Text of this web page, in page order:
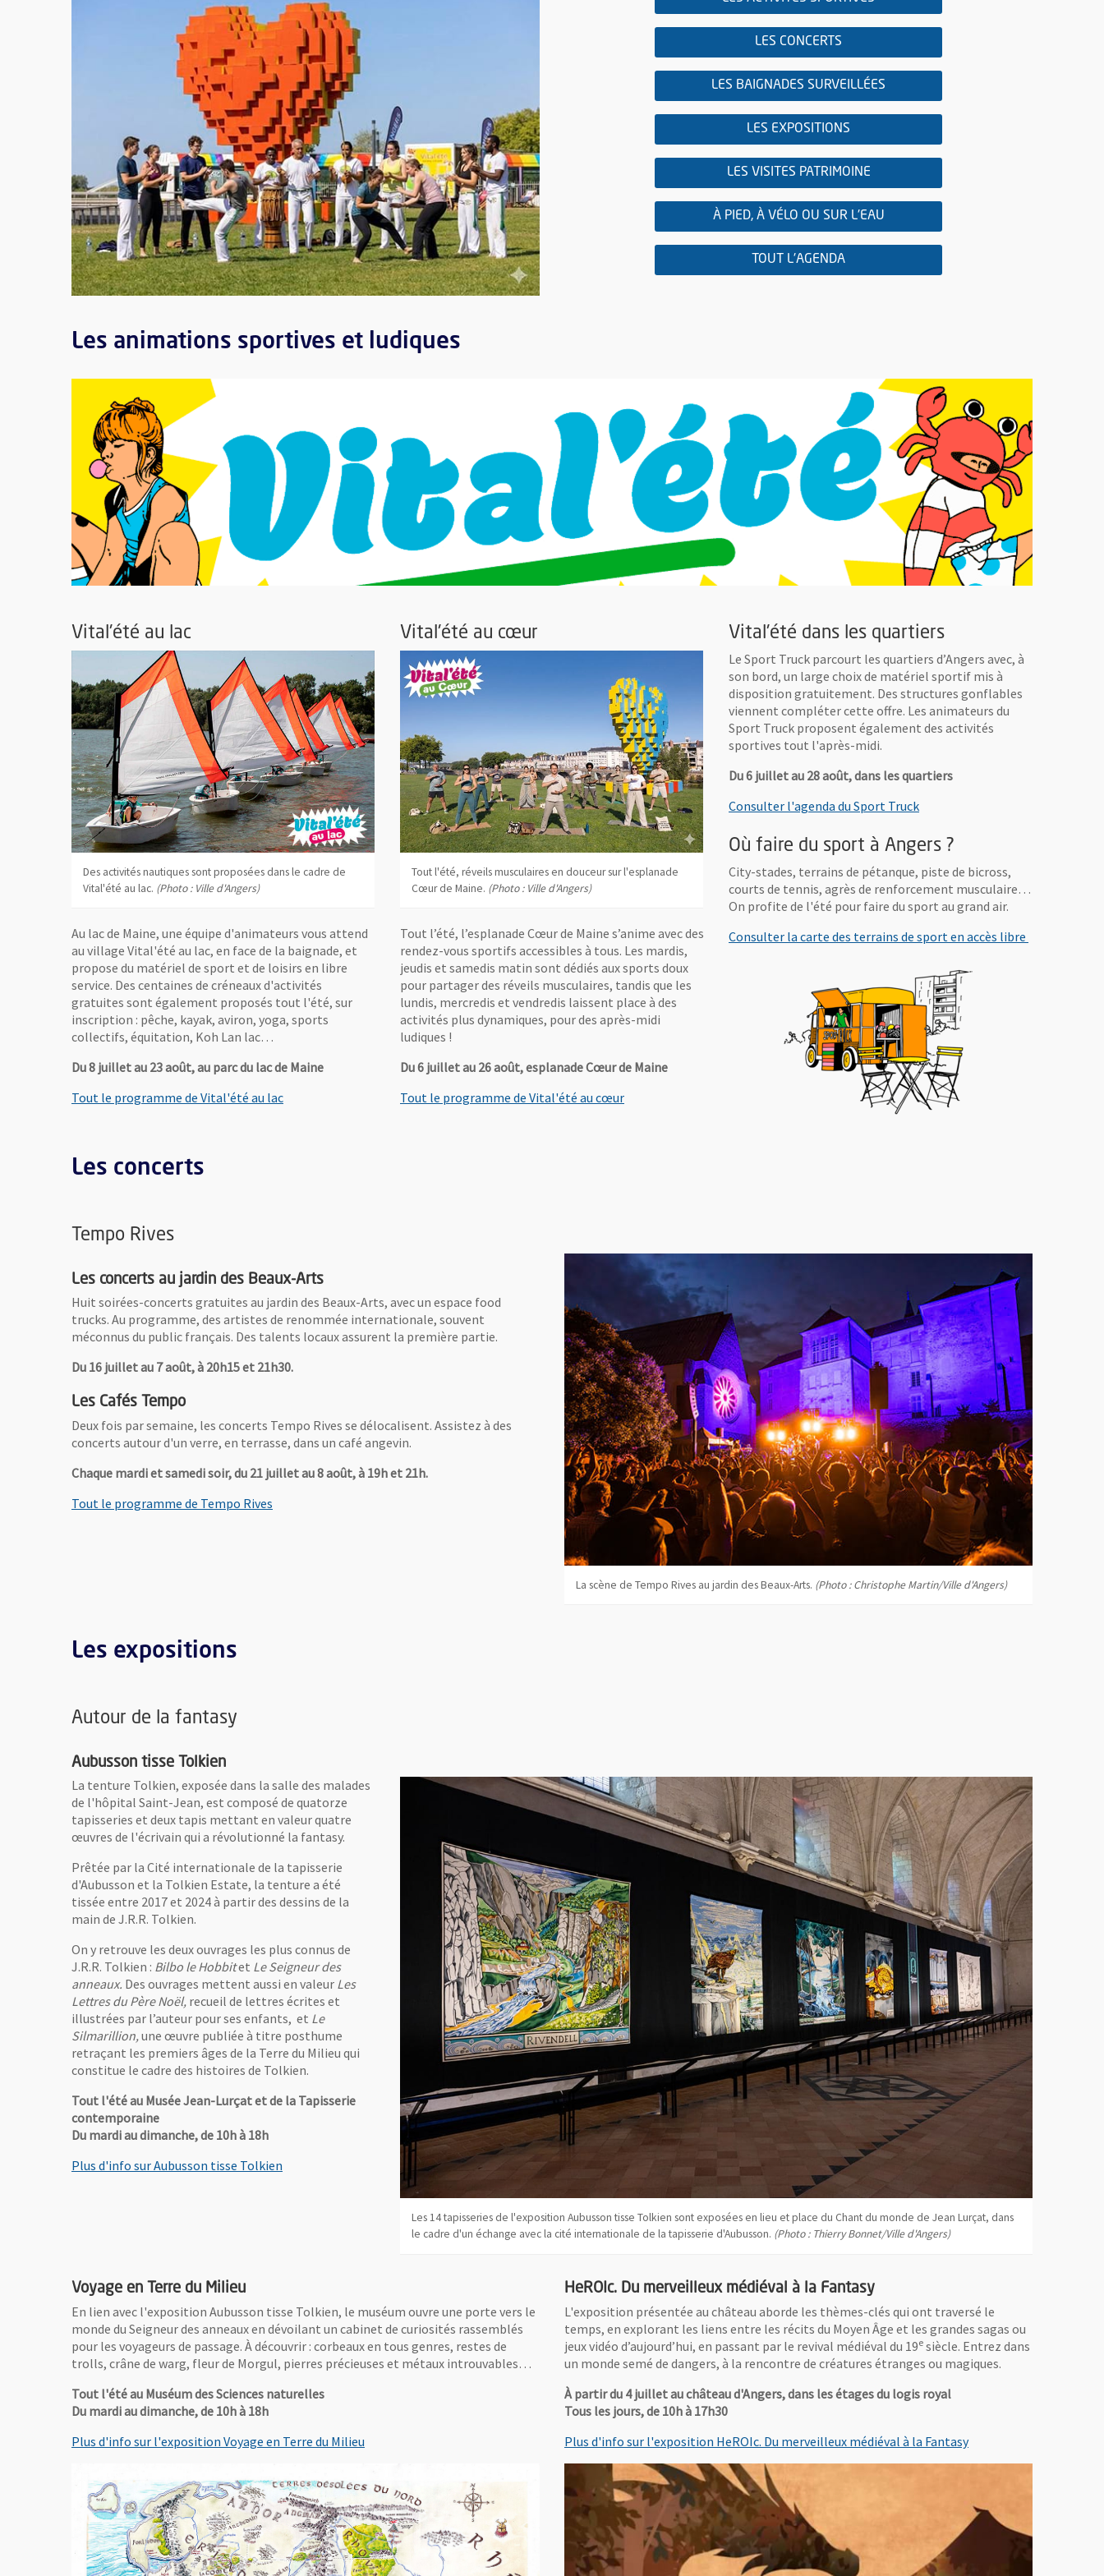
LES CONCERTS
LES BAIGNADES SURVEILLÉES
LES EXPOSITIONS
LES VISITES PATRIMOINE
À PIED, À VÉLO OU SUR L'EAU
TOUT L'AGENDA
Les animations sportives et ludiques
Vital'été au lac
Des activités nautiques sont proposées dans le cadre de
Vital'été au lac. (Photo : Ville d'Angers)
Au lac de Maine, une équipe d'animateurs vous attend
au village Vital'été au lac, en face de la baignade, et
propose du matériel de sport et de loisirs en libre
service. Des centaines de créneaux d'activités
gratuites sont également proposés tout l'été, sur
inscription : pêche, kayak, aviron, yoga, sports
collectifs, équitation, Koh Lan lac…
Du 8 juillet au 23 août, au parc du lac de Maine
Tout le programme de Vital'été au lac
Vital'été au cœur
Tout l'été, réveils musculaires en douceur sur l'esplanade
Cœur de Maine. (Photo : Ville d'Angers)
Tout l’été, l’esplanade Cœur de Maine s’anime avec des
rendez-vous sportifs accessibles à tous. Les mardis,
jeudis et samedis matin sont dédiés aux sports doux
pour partager des réveils musculaires, tandis que les
lundis, mercredis et vendredis laissent place à des
activités plus dynamiques, pour des après-midi
ludiques !
Du 6 juillet au 26 août, esplanade Cœur de Maine
Tout le programme de Vital'été au cœur
Vital'été dans les quartiers
Le Sport Truck parcourt les quartiers d’Angers avec, à
son bord, un large choix de matériel sportif mis à
disposition gratuitement. Des structures gonflables
viennent compléter cette offre. Les animateurs du
Sport Truck proposent également des activités
sportives tout l'après-midi.
Du 6 juillet au 28 août, dans les quartiers
Consulter l'agenda du Sport Truck
Où faire du sport à Angers ?
City-stades, terrains de pétanque, piste de bicross,
courts de tennis, agrès de renforcement musculaire…
On profite de l'été pour faire du sport au grand air.
Consulter la carte des terrains de sport en accès libre
Les concerts
Tempo Rives
Les concerts au jardin des Beaux-Arts
Huit soirées-concerts gratuites au jardin des Beaux-Arts, avec un espace food
trucks. Au programme, des artistes de renommée internationale, souvent
méconnus du public français. Des talents locaux assurent la première partie.
Du 16 juillet au 7 août, à 20h15 et 21h30.
Les Cafés Tempo
Deux fois par semaine, les concerts Tempo Rives se délocalisent. Assistez à des
concerts autour d'un verre, en terrasse, dans un café angevin.
Chaque mardi et samedi soir, du 21 juillet au 8 août, à 19h et 21h.
Tout le programme de Tempo Rives
La scène de Tempo Rives au jardin des Beaux-Arts. (Photo : Christophe Martin/Ville d'Angers)
Les expositions
Autour de la fantasy
Aubusson tisse Tolkien
La tenture Tolkien, exposée dans la salle des malades
de l'hôpital Saint-Jean, est composé de quatorze
tapisseries et deux tapis mettant en valeur quatre
œuvres de l'écrivain qui a révolutionné la fantasy.
Prêtée par la Cité internationale de la tapisserie
d'Aubusson et la Tolkien Estate, la tenture a été
tissée entre 2017 et 2024 à partir des dessins de la
main de J.R.R. Tolkien.
On y retrouve les deux ouvrages les plus connus de
J.R.R. Tolkien : Bilbo le Hobbitet Le Seigneur des
anneaux. Des ouvrages mettent aussi en valeur Les
Lettres du Père Noël, recueil de lettres écrites et
illustrées par l’auteur pour ses enfants, et Le
Silmarillion,une œuvre publiée à titre posthume
retraçant les premiers âges de la Terre du Milieu qui
constitue le cadre des histoires de Tolkien.
Tout l'été au Musée Jean-Lurçat et de la Tapisserie
contemporaine
Du mardi au dimanche, de 10h à 18h
Plus d'info sur Aubusson tisse Tolkien
Les 14 tapisseries de l'exposition Aubusson tisse Tolkien sont exposées en lieu et place du Chant du monde de Jean Lurçat, dans
le cadre d'un échange avec la cité internationale de la tapisserie d'Aubusson. (Photo : Thierry Bonnet/Ville d'Angers)
Voyage en Terre du Milieu
En lien avec l'exposition Aubusson tisse Tolkien, le muséum ouvre une porte vers le
monde du Seigneur des anneaux en dévoilant un cabinet de curiosités rassemblés
pour les voyageurs de passage. À découvrir : corbeaux en tous genres, restes de
trolls, crâne de warg, fleur de Morgul, pierres précieuses et métaux introuvables…
Tout l'été au Muséum des Sciences naturelles
Du mardi au dimanche, de 10h à 18h
Plus d'info sur l'exposition Voyage en Terre du Milieu
HeROIc. Du merveilleux médiéval à la Fantasy
L'exposition présentée au château aborde les thèmes-clés qui ont traversé le
temps, en explorant les liens entre les récits du Moyen Âge et les grandes sagas ou
jeux vidéo d’aujourd’hui, en passant par le revival médiéval du 19e siècle. Entrez dans
un monde semé de dangers, à la rencontre de créatures étranges ou magiques.
À partir du 4 juillet au château d'Angers, dans les étages du logis royal
Tous les jours, de 10h à 17h30
Plus d'info sur l'exposition HeROIc. Du merveilleux médiéval à la Fantasy, Ouvre une nouvelle